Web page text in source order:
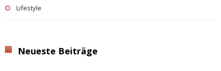
Lifestyle
Neueste Beiträge